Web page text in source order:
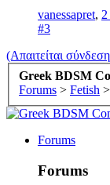
vanessapret, 2
#3
(Απαιτείται
Greek BDSM
Forums > Fetish >
Forums
Forums